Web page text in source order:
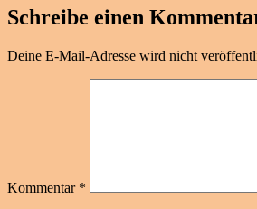
Schreibe einen
Deine E-Mail-Adresse wird nicht
Kommentar *